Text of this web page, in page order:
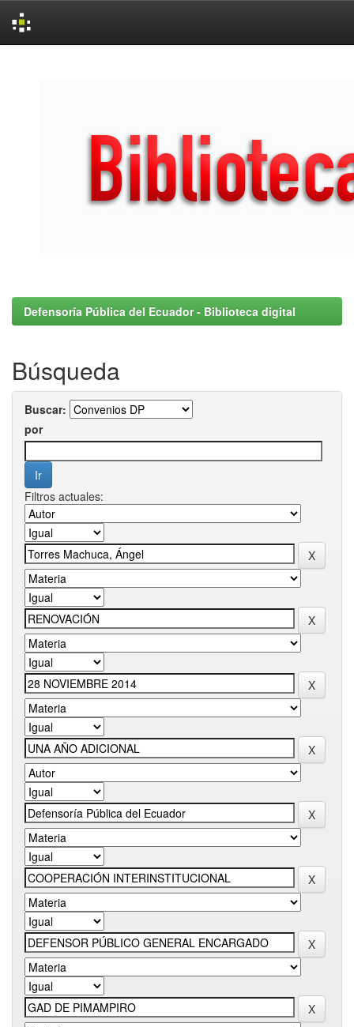
Defensoría Pública del Ecuador - Biblioteca digital
Búsqueda
Buscar:
por
Filtros actuales: